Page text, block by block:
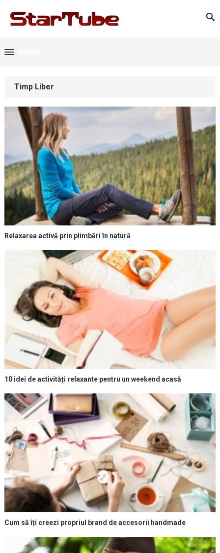
Timp Liber
Relaxarea activă prin plimbări în natură
10 idei de activități relaxante pentru un weekend acasă
Cum să îți creezi propriul brand de accesorii handmade